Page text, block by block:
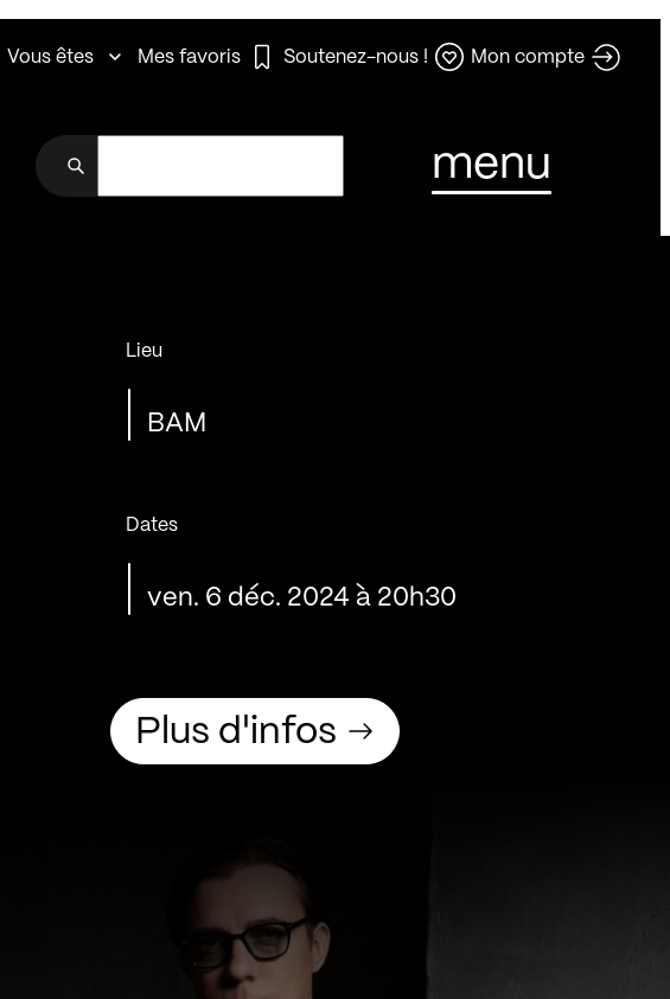
Vous êtes Mes favoris Soutenez-nous ! Mon compte
menu
Lieu
BAM
Dates
ven. 6 déc. 2024 à 20h30
Plus d'infos